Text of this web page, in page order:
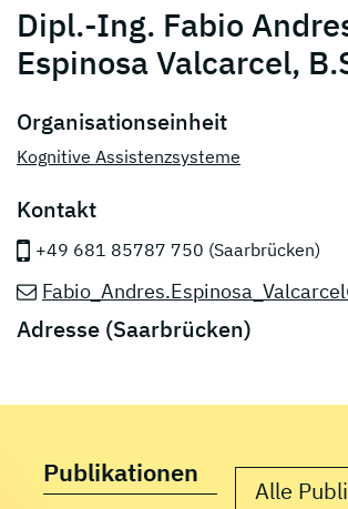
Dipl.-Ing. Fabio
Espinosa Valcarcel,
Organisationseinheit
Kognitive Assistenzsysteme
Kontakt
+49 681 85787 750 (Saarbrücken)
Adresse (Saarbrücken)
Publikationen
Alle